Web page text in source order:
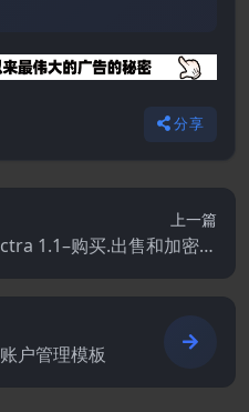
分享
上一篇
1.1–购买.出售和加密货
币兑换脚本
户管理模板